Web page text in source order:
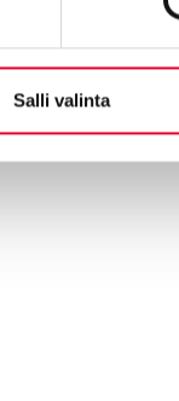
Salli valinta